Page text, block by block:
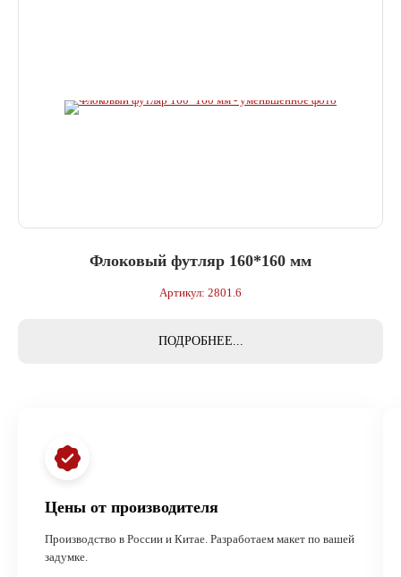
Флоковый футляр 160*160 мм
Артикул: 2801.6
ПОДРОБНЕЕ...
Цены от производителя
Производство в России и Китае. Разработаем макет по вашей
задумке.